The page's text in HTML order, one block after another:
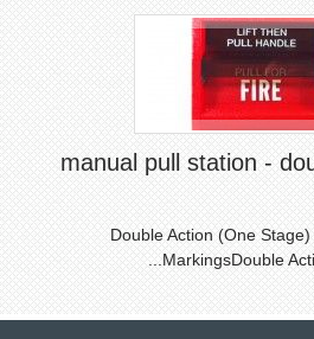
manual pull station -
Double Action (One
MarkingsDouble